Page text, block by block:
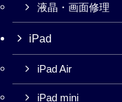
液晶・画面修理
iPad
iPad Air
iPad mini